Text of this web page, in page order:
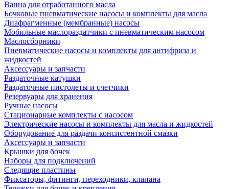
Ванна для отработанного масла
Бочковые пневматические насосы и комплекты для масла
Диафрагменные (мембранные) насосы
Мобильные маслораздатчики с пневматическим насосом
Маслосборники
Пневматические насосы и комплекты для антифриза и
жидкостей
Аксессуары и запчасти
Раздаточные катушки
Раздаточные пистолеты и счетчики
Резервуары для хранения
Ручные насосы
Стационарные комплекты с насосом
Электрические насосы и комплекты для масла и жидкостей
Оборудование для раздачи консистентной смазки
Аксессуары и запчасти
Крышки для бочек
Наборы для подключений
Следящие пластины
Фиксаторы, фитинги, переходники, клапана